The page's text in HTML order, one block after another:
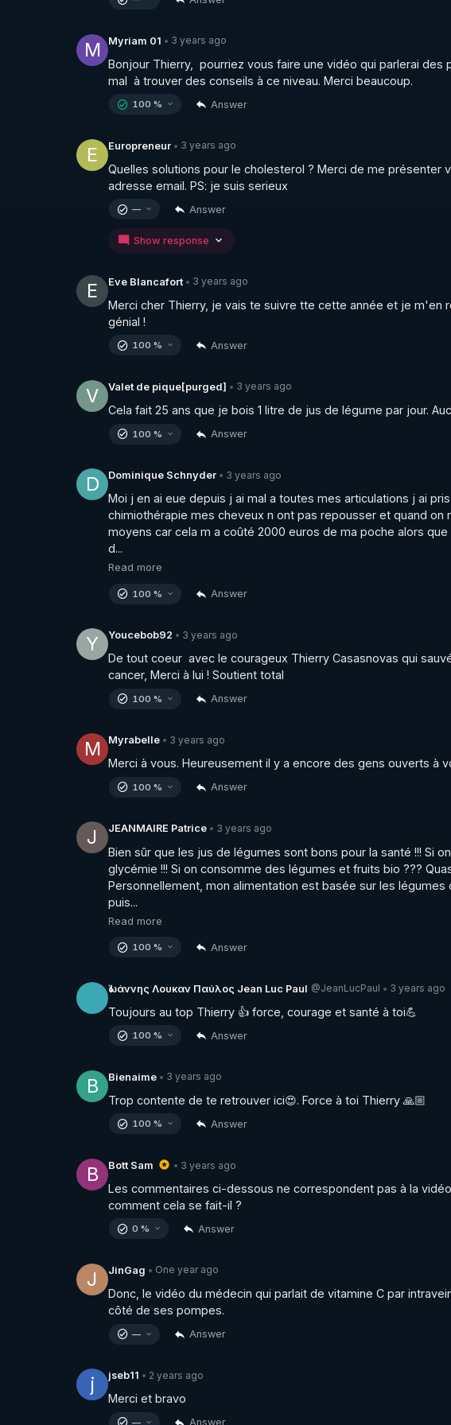
leviers de la peur et de la culpabilité ( ça impossible de me
colossal ( ça aussi j'en suis trés loin même avec mes
solution proposée est la seule à même de guérir la personne
C'est ce que l'on va voir aujourd'hui ….
________________
▶ Telegram :
https://t.me/rgnr_fr
▶ Instagram  : https://www.instagram.com/
M Myriam 01 • 3 years ago
Bonjour Thierry,  pourriez vous faire une vidéo qui parlerai
mal  à trouver des conseils à ce niveau. Merci beaucoup.
100 % Answer
E Europreneur • 3 years ago
Quelles solutions pour le cholesterol ? Merci de me présenter
adresse email. PS: je suis serieux
— Answer
Show response
E Eve Blancafort • 3 years ago
Merci cher Thierry, je vais te suivre tte cette année et je m'en
génial !
100 % Answer
V Valet de pique[purged] • 3 years ago
Cela fait 25 ans que je bois 1 litre de jus de légume par jour.
100 % Answer
D Dominique Schnyder • 3 years ago
Moi j en ai eue depuis j ai mal a toutes mes articulations j ai
chimiothérapie mes cheveux n ont pas repousser et quand
moyens car cela m a coûté 2000 euros de ma poche alors
d...
Read more
100 % Answer
Y Youcebob92 • 3 years ago
De tout coeur  avec le courageux Thierry Casasnovas qui
cancer, Merci à lui ! Soutient total
100 % Answer
M Myrabelle • 3 years ago
Merci à vous. Heureusement il y a encore des gens ouverts à
100 % Answer
J JEANMAIRE Patrice • 3 years ago
Bien sûr que les jus de légumes sont bons pour la santé !!! Si
glycémie !!! Si on consomme des légumes et fruits bio ???
Personnellement, mon alimentation est basée sur les
puis...
Read more
100 % Answer
Ἰωάννης Λουκαν Παύλος Jean Luc Paul @JeanLucPaul • 3 years ago
Toujours au top Thierry 👍 force, courage et santé à toi💪
100 % Answer
B Bienaime • 3 years ago
Trop contente de te retrouver ici😍. Force à toi Thierry 🙏🏼
100 % Answer
B Bott Sam • 3 years ago
Les commentaires ci-dessous ne correspondent pas à la
comment cela se fait-il ?
0 % Answer
J JinGag • One year ago
Donc, le vidéo du médecin qui parlait de vitamine C par
côté de ses pompes.
— Answer
j jseb11 • 2 years ago
Merci et bravo
— Answer